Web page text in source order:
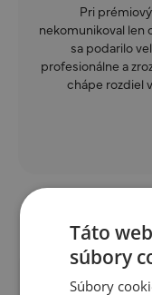
Pri
nekomunikoval len
sa podarilo
profesionálne a
chápe rozdiel
Táto
súbory
Súbory